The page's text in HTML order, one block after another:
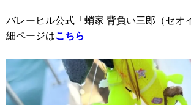
バレーヒル公式「蛸家 背負い三郎（セオ
細ページはこちら